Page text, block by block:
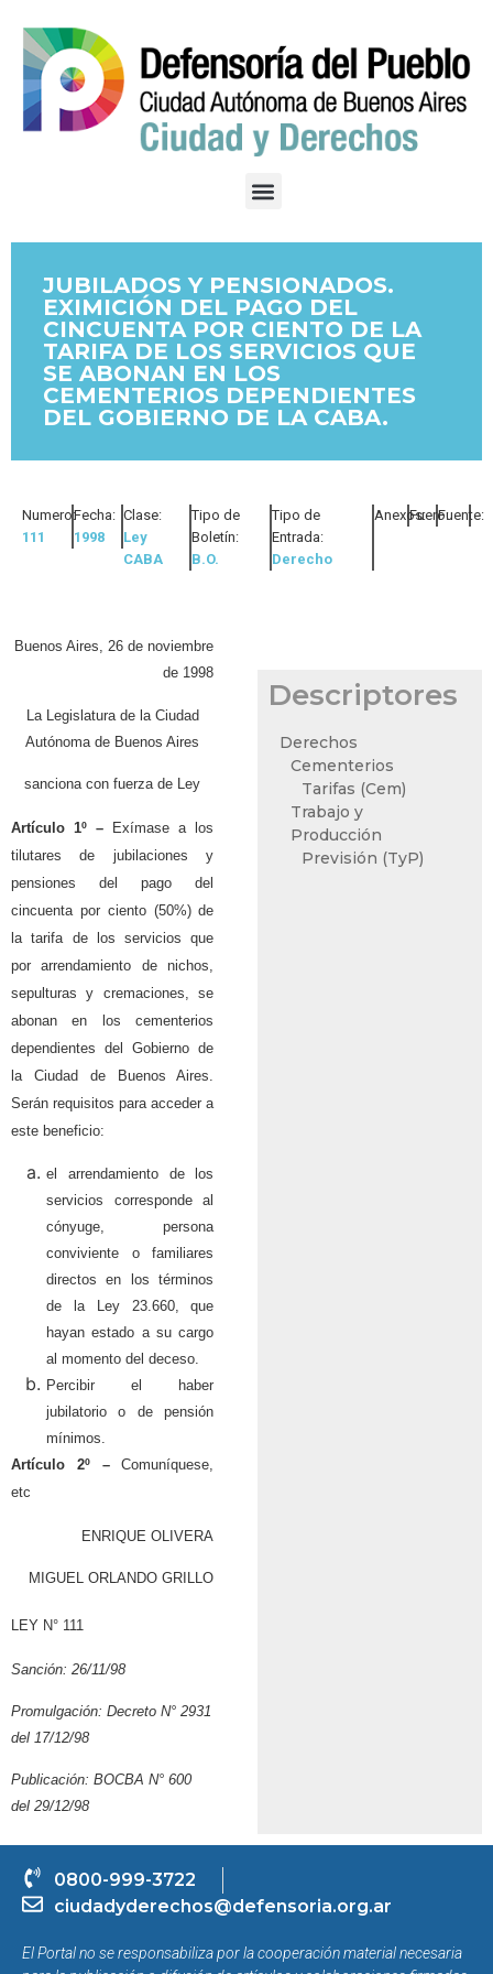
JUBILADOS Y PENSIONADOS.
EXIMICIÓN DEL PAGO DEL
CINCUENTA POR CIENTO DE LA
TARIFA DE LOS SERVICIOS QUE
SE ABONAN EN LOS
CEMENTERIOS DEPENDIENTES
DEL GOBIERNO DE LA CABA.
Numero:
111
Fecha:
1998
Clase:
Ley
CABA
Tipo de
Boletín:
B.O.
Tipo de
Entrada:
Derecho
Anexos:Fuero:Fuente:
Buenos Aires, 26 de noviembre
de 1998
La Legislatura de la Ciudad
Autónoma de Buenos Aires
sanciona con fuerza de Ley
Artículo 1º – Exímase a los
tilutares de jubilaciones y
pensiones del pago del
cincuenta por ciento (50%) de
la tarifa de los servicios que
por arrendamiento de nichos,
sepulturas y cremaciones, se
abonan en los cementerios
dependientes del Gobierno de
la Ciudad de Buenos Aires.
Serán requisitos para acceder a
este beneficio:
el arrendamiento de los
servicios corresponde al
cónyuge, persona
conviviente o familiares
directos en los términos
de la Ley 23.660, que
hayan estado a su cargo
al momento del deceso.
Percibir el haber
jubilatorio o de pensión
mínimos.
Artículo 2º –Comuníquese,
etc
ENRIQUE OLIVERA
MIGUEL ORLANDO GRILLO
LEY N° 111
Sanción: 26/11/98
Promulgación: Decreto N° 2931
del 17/12/98
Publicación: BOCBA N° 600
del 29/12/98
Descriptores
Derechos
Cementerios
Tarifas (Cem)
Trabajo y
Producción
Previsión (TyP)
0800-999-3722
ciudadyderechos@defensoria.org.ar
El Portal no se responsabiliza por la cooperación material necesaria